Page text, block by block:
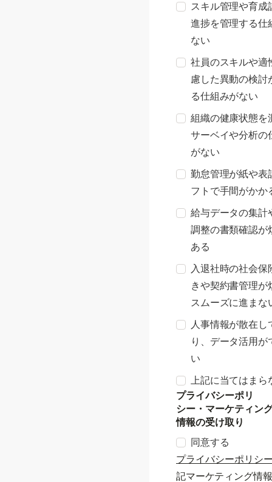
スキル管理や育成
進捗を管理する仕
ない
社員のスキルや適
慮した異動の検討
る仕組みがない
組織の健康状態を
サーベイや分析の
がない
勤怠管理が紙や表
フトで手間がかか
給与データの集計
調整の書類確認が
ある
入退社時の社会保
きや契約書管理が
スムーズに進まな
人事情報が散在し
り、データ活用が
い
上記に当てはまら
プライバシーポリ
シー・マーケティン
情報の受け取り
同意する
プライバシーポリシ
記マーケティング情